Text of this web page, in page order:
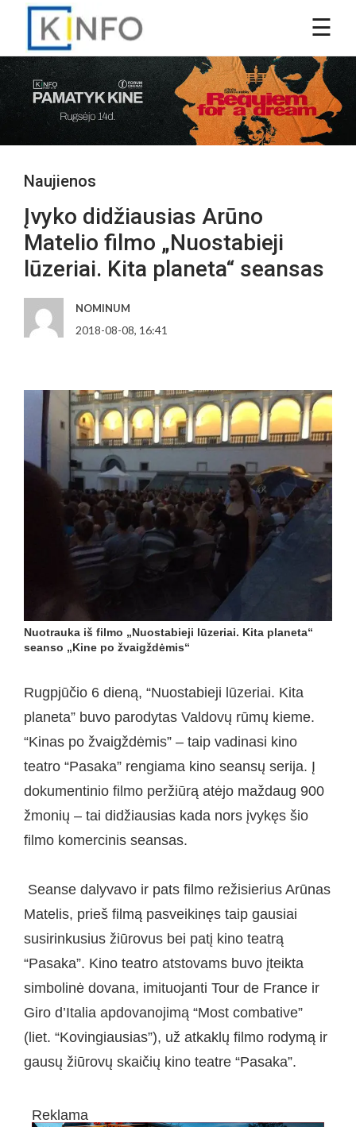
Naujienos
Įvyko didžiausias Arūno
Matelio filmo „Nuostabieji
lūzeriai. Kita planeta“ seansas
NOMINUM
2018-08-08, 16:41
Nuotrauka iš filmo „Nuostabieji lūzeriai. Kita planeta“
seanso „Kine po žvaigždėmis“
Rugpjūčio 6 dieną, “Nuostabieji lūzeriai. Kita
planeta” buvo parodytas Valdovų rūmų kieme.
“Kinas po žvaigždėmis” – taip vadinasi kino
teatro “Pasaka” rengiama kino seansų serija. Į
dokumentinio filmo peržiūrą atėjo maždaug 900
žmonių – tai didžiausias kada nors įvykęs šio
filmo komercinis seansas.
Seanse dalyvavo ir pats filmo režisierius Arūnas
Matelis, prieš filmą pasveikinęs taip gausiai
susirinkusius žiūrovus bei patį kino teatrą
“Pasaka”. Kino teatro atstovams buvo įteikta
simbolinė dovana, imituojanti Tour de France ir
Giro d’Italia apdovanojimą “Most combative”
(liet. “Kovingiausias”), už atkaklų filmo rodymą ir
gausų žiūrovų skaičių kino teatre “Pasaka”.
Reklama